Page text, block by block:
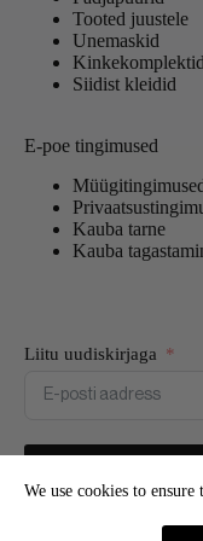
We use cookies to
Tooted juustele
Unemaskid
Kinkekomplektid
Siidist kleidid
E-poe tingimused
Kauba tarne
Kauba
Liitu uudiskirjaga
Liitu meie uudiskirjaga